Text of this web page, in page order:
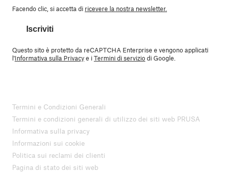
Facendo clic, si accetta di ricevere la nostra newsletter.
Iscriviti
Questo sito è protetto da reCAPTCHA Enterprise e vengono applicati
l'Informativa sulla Privacye iTermini di serviziodi Google.
Termini e Condizioni Generali
Termini e condizioni generali di utilizzo dei siti web PRUSA
Informativa sulla privacy
Informazioni sui cookie
Politica sui reclami dei clienti
Pagina di stato dei siti web